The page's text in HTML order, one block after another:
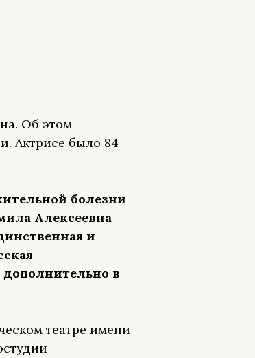
Об этом
Актрисе было 84
болезни
Алексеевна
и
в
театре имени